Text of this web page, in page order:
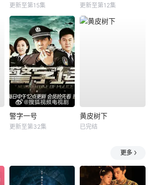
更新至第15集 更新至第12集
警字一号
更新至第32集
黄皮树下
已完结
更多